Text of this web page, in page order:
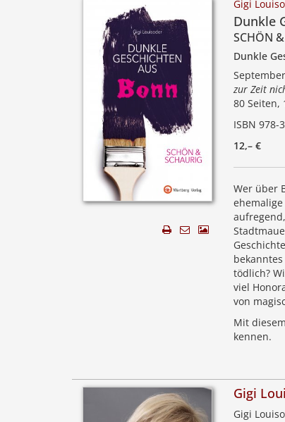
Gigi
Dunkle
SCHÖN
Dunkle
zur Zeit
80 Seiten,
ISBN 978-
12,– €
Wer über
tödlich?
viel
von
Mit
kennen.
Gigi
Gigi